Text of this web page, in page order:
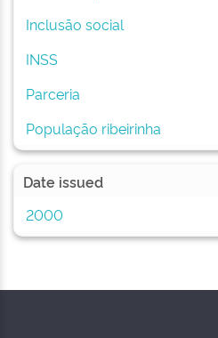
Inclusão social
INSS
Parceria
População ribeirinha
Date issued
2000